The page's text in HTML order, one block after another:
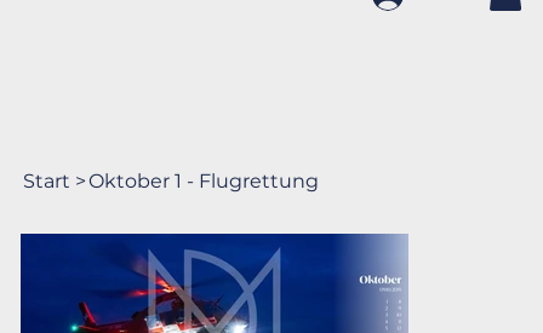
Start >Oktober 1 - Flugrettung